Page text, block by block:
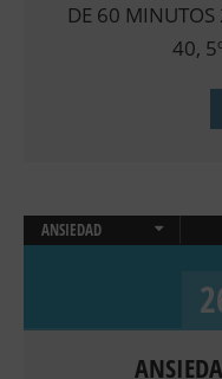
DE 60
40,
ANSIEDAD